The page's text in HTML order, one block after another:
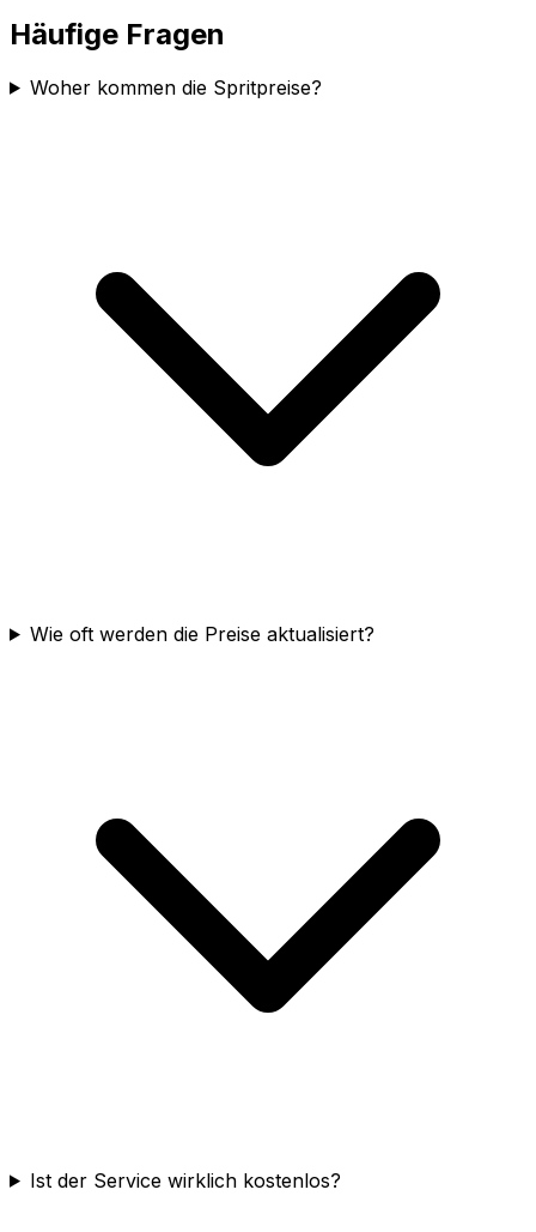
Häufige Fragen
Woher kommen die Spritpreise?
Wie oft werden die Preise aktualisiert?
Ist der Service wirklich kostenlos?